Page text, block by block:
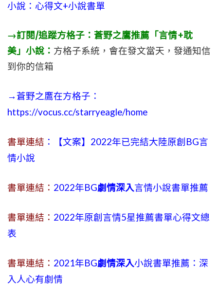
小說：心得文+小說書單
→訂閱/追蹤方格子：蒼野之鷹推薦「言情+耽
美」小說： 方格子系統，會在發文當天，發通知信
到你的信箱
→蒼野之鷹在方格子：
https://vocus.cc/starryeagle/home
書單連結 ：【文案】2022年已完結大陸原創BG言
情小說
書單連結： 2022年BG劇情深入言情小說書單推薦
書單連結： 2022年原創言情5星推薦書單心得文總
表
書單連結： 2021年BG劇情深入小說書單推薦：深
入人心有劇情